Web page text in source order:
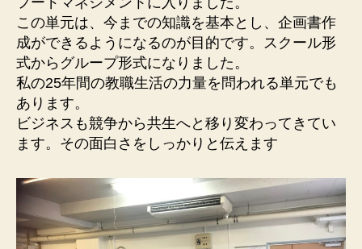
この単元は、今までの知識を基本とし、企画書作
成ができるようになるのが目的です。スクール形
式からグループ形式になりました。
私の25年間の教職生活の力量を問われる単元でも
あります。
ビジネスも競争から共生へと移り変わってきてい
ます。その面白さをしっかりと伝えます